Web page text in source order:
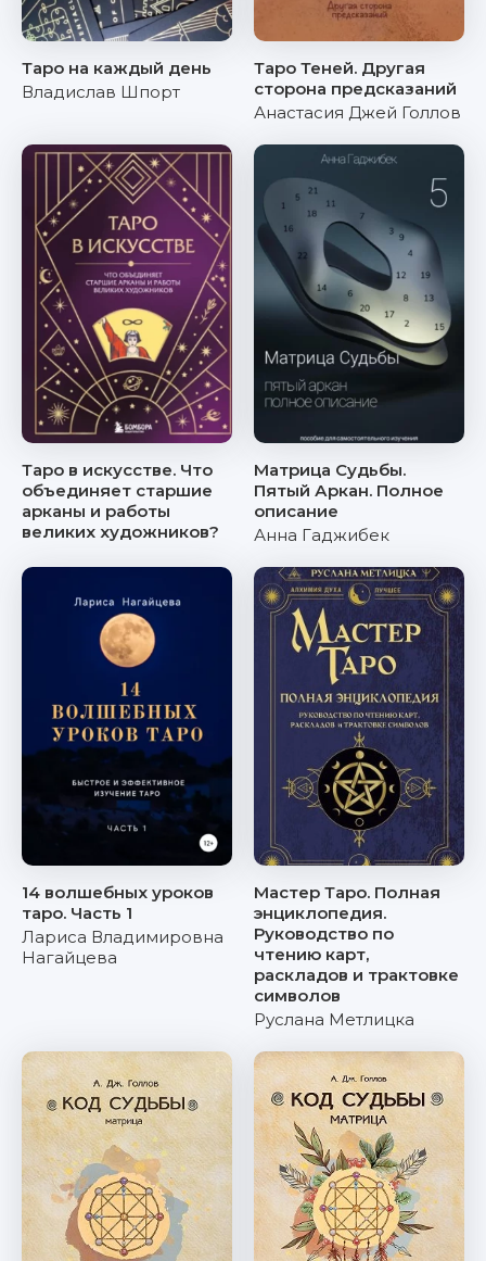
Таро на каждый день
Владислав Шпорт
Таро Теней. Другая
сторона предсказаний
Анастасия Джей Голлов
Таро в искусстве. Что
объединяет старшие
арканы и работы
великих художников?
Матрица Судьбы.
Пятый Аркан. Полное
описание
Анна Гаджибек
14 волшебных уроков
таро. Часть 1
Лариса Владимировна
Нагайцева
Мастер Таро. Полная
энциклопедия.
Руководство по
чтению карт,
раскладов и трактовке
символов
Руслана Метлицка